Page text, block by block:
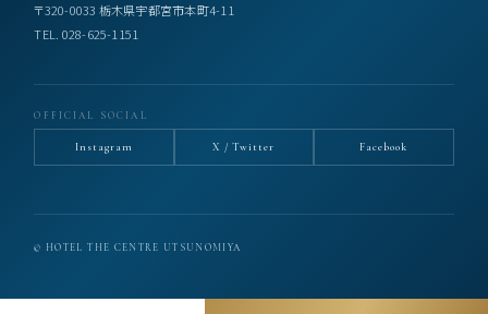
〒320-0033 栃木県宇都宮市本町4-11
TEL. 028-625-1151
OFFICIAL SOCIAL
Instagram X / Twitter Facebook
© HOTEL THE CENTRE UTSUNOMIYA